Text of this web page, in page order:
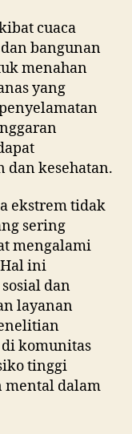
cuaca
bangunan
menahan
yang
kesehatan.
ekstrem tidak
sering
mengalami
Hal ini
dan
layanan
komunitas
tinggi
mental dalam